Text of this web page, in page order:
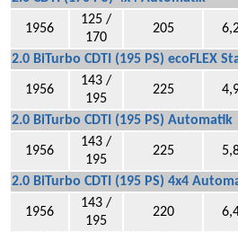
1956
125 /
170
205
2.0 BiTurbo CDTI (195 PS) ecoFLEX
1956
143 /
195
225
2.0 BiTurbo CDTI (195 PS) Automatik
1956
143 /
195
225
2.0 BiTurbo CDTI (195 PS) 4x4
1956
143 /
195
220